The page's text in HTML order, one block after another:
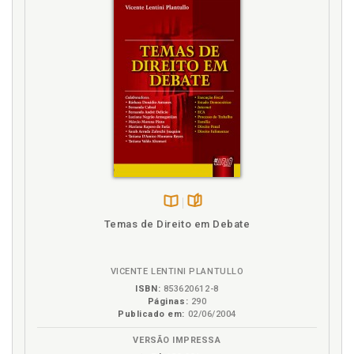
Liberdade de expressão. Demarcações
constitucionais do direito à liber-dade de expressão,
Liberdade de expressão. Exemplos de tutela
jurisdicional da liberdade de expressão, p. 48
Liberdade de expressão. Formas de controle, p. 41
Liberdade de expressão. Fundamentos, p. 24
Liberdade de expressão. Hate speech e a liberdade
de expressão, p. 39
Liberdade de expressão. Humor e sua relação com a
liberdade de expres-são, p. 63
Liberdade de expressão. Humorismo como forma de
Liberdade de pensamento como um direito a priori,
Lista de abreviaturas, p. 17
páginas
Temas de Direito em Debate
VICENTE LENTINI PLANTULLO
ISBN: 853620612-8
Páginas: 290
Publicado em: 02/06/2004
VERSÃO IMPRESSA